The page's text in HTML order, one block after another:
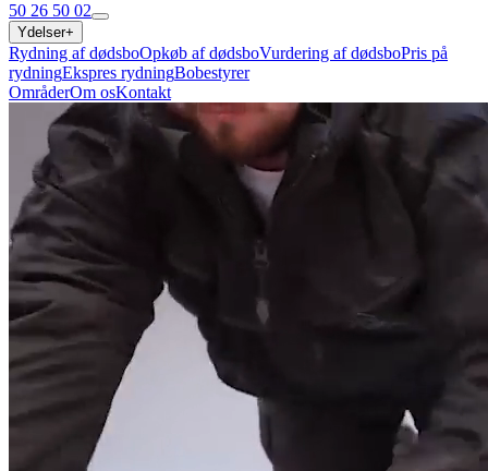
50 26 50 02
Ydelser+
Rydning af dødsboOpkøb af dødsboVurdering af dødsboPris på
rydningEkspres rydningBobestyrer
OmråderOm osKontakt